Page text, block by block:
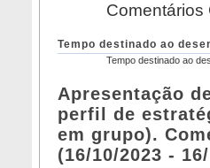
Comentários
Tempo destinado ao
Tempo destinado ao
Apresentação
perfil de
em grupo).
(16/10/2023 -